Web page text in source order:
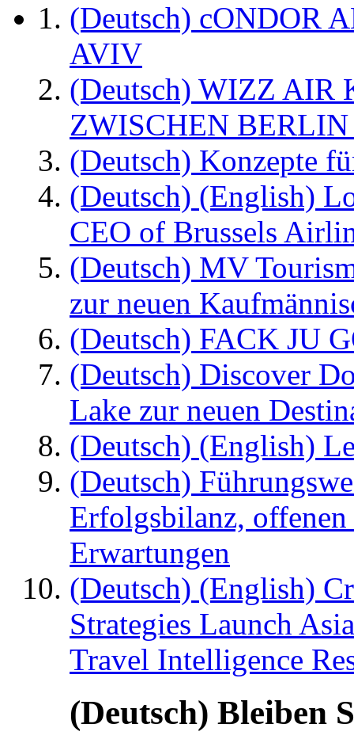
(Deutsch) cONDOR
AVIV
(Deutsch) WIZZ AIR
ZWISCHEN
(Deutsch) Konzepte
(Deutsch) (English)
CEO of Brussels
(Deutsch) MV
zur neuen
(Deutsch) FACK JU
(Deutsch) Discover
Lake zur neuen
(Deutsch) (English)
(Deutsch)
Erfolgsbilanz,
Erwartungen
(Deutsch) (English)
Strategies Launch
Travel Intelligence
(Deutsch) Bleiben